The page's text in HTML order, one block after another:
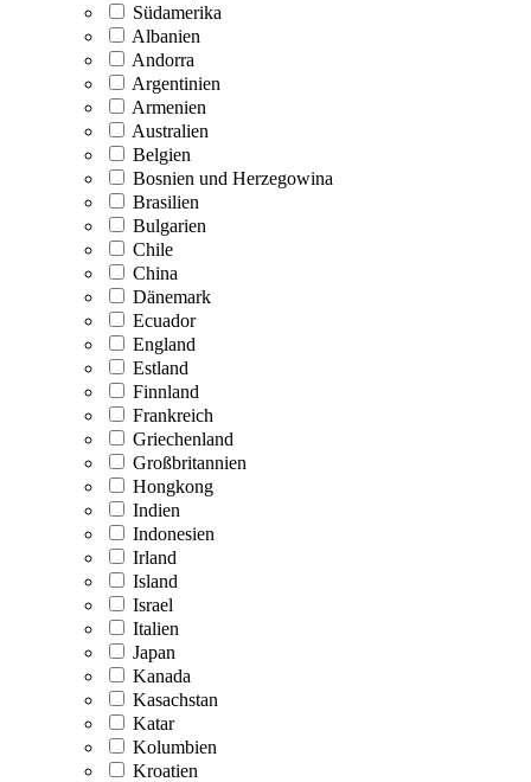
Südamerika
Albanien
Andorra
Argentinien
Armenien
Australien
Belgien
Bosnien und Herzegowina
Brasilien
Bulgarien
Chile
China
Dänemark
Ecuador
England
Estland
Finnland
Frankreich
Griechenland
Großbritannien
Hongkong
Indien
Indonesien
Irland
Island
Israel
Italien
Japan
Kanada
Kasachstan
Katar
Kolumbien
Kroatien